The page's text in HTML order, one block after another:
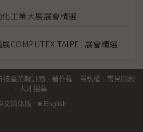
工業大展展會精選
COMPUTEX TAIPEI 展會精選
技產業報訂閱 · 著作權 · 隱私權 · 常見問題
· 人才招募
文简体版 ■ English